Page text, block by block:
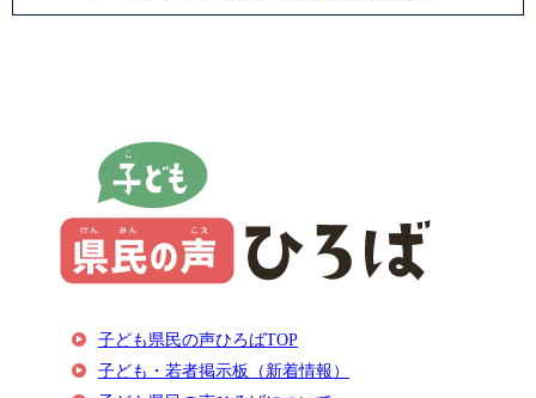
子ども県民の声ひろばTOP
子ども・若者掲示板（新着情報）